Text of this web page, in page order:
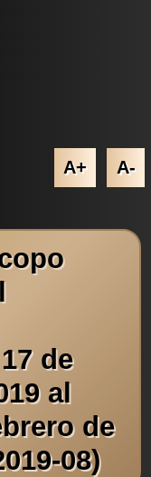
A+ A-
de
al
de
08)